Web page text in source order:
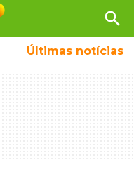
search
Últimas notícias